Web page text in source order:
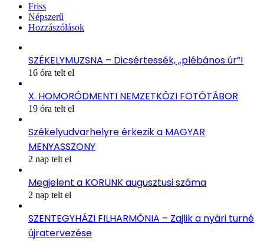
Friss
Népszerű
Hozzászólások
SZÉKELYMUZSNA – Dicsértessék, „plébános úr”!
16 óra telt el
X. HOMORÓDMENTI NEMZETKÖZI FOTÓTÁBOR
19 óra telt el
Székelyudvarhelyre érkezik a MAGYAR
MENYASSZONY
2 nap telt el
Megjelent a KORUNK augusztusi száma
2 nap telt el
SZENTEGYHÁZI FILHARMÓNIA – Zajlik a nyári turné
újratervezése